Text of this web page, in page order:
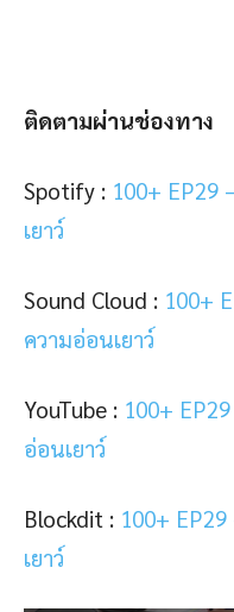
ติดตามผ่านช่องทาง
Spotify : 100+ EP29
เยาว์
Sound Cloud : 100+
ความอ่อนเยาว์
YouTube : 100+
อ่อนเยาว์
Blockdit : 100+
เยาว์